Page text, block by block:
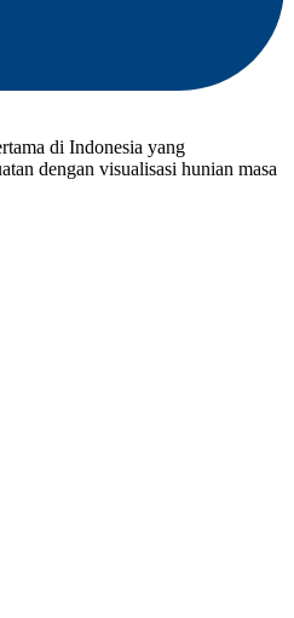
di Indonesia yang
dengan visualisasi hunian masa